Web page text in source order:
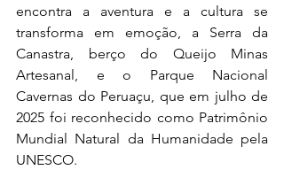
encontra a aventura e a cultura se
transforma em emoção, a Serra da
Canastra, berço do Queijo Minas
Artesanal, e o Parque Nacional
Cavernas do Peruaçu, que em julho de
2025 foi reconhecido como Patrimônio
Mundial Natural da Humanidade pela
UNESCO.